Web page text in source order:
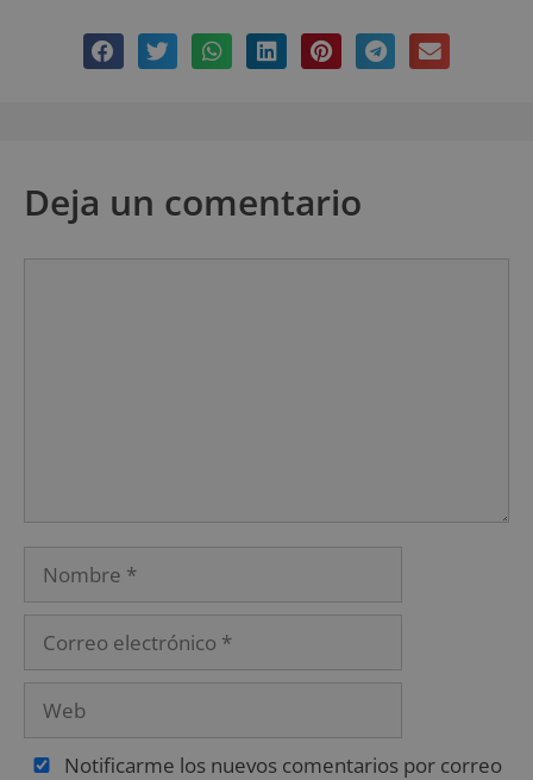
Deja un comentario
Notificarme los nuevos comentarios por correo